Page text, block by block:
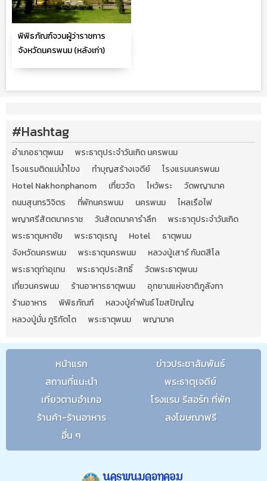
พิพิธภัณฑ์จวนผู้ว่าราชการ
จังหวัดนครพนม (หลังเก่า)
#Hashtag
อำเภอธาตุพนม
พระธาตุประจำวันเกิด นครพนม
โรงแรมติดแม่น้ำโขง
ทำบุญสร้างเจดีย์
โรงแรมนครพนม
Hotel Nakhonphanom
เที่ยววัด ไหว้พระ
วัดพญานาค
ถนนสุนทรวิจิตร
ที่พักนครพนม นครพนม
ไหลเรือไฟ
พญาศรีสัตตนาคราช
วันสัตตนาคารำลึก
พระธาตุประจำวันเกิด
พระธาตุมหาชัย
พระธาตุเรณู Hotel
ธาตุพนม
จังหวัดนครพนม
พระธาตุนครพนม
หลวงปู่เสาร์ กันตสีโล
พระธาตุท่าอุเทน
พระธาตุประสิทธิ์
วัดพระธาตุพนม
เที่ยวนครพนม
ร้านอาหารธาตุพนม
อุทยานแห่งชาติภูลังกา
ร้านอาหาร
พิพิธภัณฑ์
หลวงปู่คำพันธ์ โฆสปัญโญ
หลวงปู่มั่น ภูริทัตโต
พระธาตุพนม พญานาค
หน้าแรก
ข่าวประชาสัมพันธ์
สถานที่แนะนำ
พระธาตุเจดีย์
เที่ยวตามอำเภอ
โรงแรม รีสอร์ท ที่พัก
ร้านค้า-ร้านอาหาร
ลงโฆษณาฟรี
อื่น ๆ